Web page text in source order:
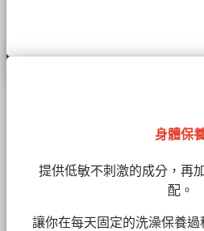
身體保
提供低敏不刺激的成分，再
配。
讓你在每天固定的洗澡保養